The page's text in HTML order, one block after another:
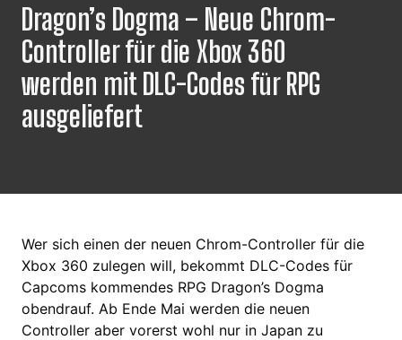
Dragon’s Dogma – Neue Chrom-
Controller für die Xbox 360
werden mit DLC-Codes für RPG
ausgeliefert
Wer sich einen der neuen Chrom-Controller für die
Xbox 360 zulegen will, bekommt DLC-Codes für
Capcoms kommendes RPG Dragon’s Dogma
obendrauf. Ab Ende Mai werden die neuen
Controller aber vorerst wohl nur in Japan zu